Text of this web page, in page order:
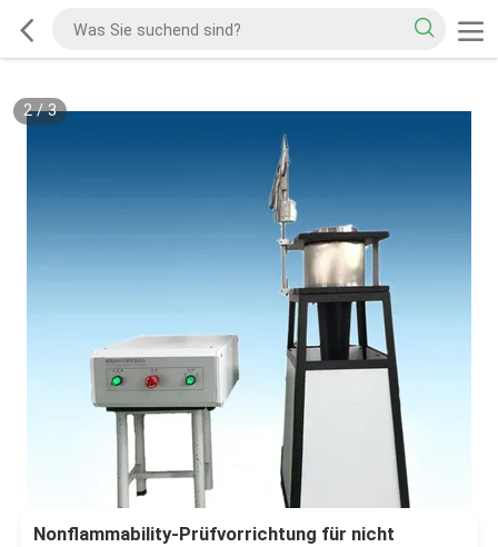
2/3
Nonflammability-Prüfvorrichtung für nicht